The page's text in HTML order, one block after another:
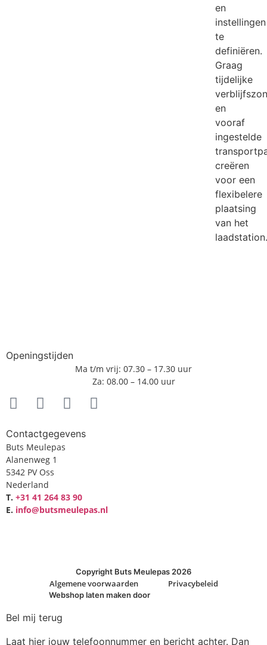
en
instellingen
te
definiëren.
Graag
tijdelijke
en
vooraf
ingestelde
creëren
voor een
flexibelere
plaatsing
van het
laadstation.
Openingstijden
Ma t/m vrij: 07.30 – 17.30 uur
Za: 08.00 – 14.00 uur
Contactgegevens
Buts Meulepas
Alanenweg 1
5342 PV Oss
Nederland
T. +31 41 264 83 90
E. info@butsmeulepas.nl
Copyright Buts Meulepas 2026
Algemene voorwaarden Privacybeleid
Webshop laten maken door
Bel mij terug
Laat hier jouw telefoonnummer en bericht achter. Dan